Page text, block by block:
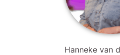
Hanneke van